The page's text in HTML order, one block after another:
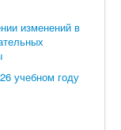
изменений в
учебном году